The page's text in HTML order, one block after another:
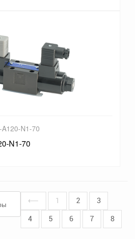
N1-70
N1-70
⟵ 1 2 3
4 5 6 7 8